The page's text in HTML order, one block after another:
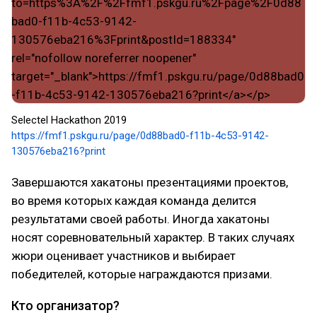
Selectel Hackathon 2019
https://fmf1.pskgu.ru/page/0d88bad0-f11b-4c53-9142-
130576eba216?print
Завершаются хакатоны презентациями проектов,
во время которых каждая команда делится
результатами своей работы. Иногда хакатоны
носят соревновательный характер. В таких случаях
жюри оценивает участников и выбирает
победителей, которые награждаются призами.
Кто организатор?